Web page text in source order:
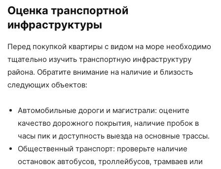
Оценка транспортной
инфраструктуры
Перед покупкой квартиры с видом на море необходимо
тщательно изучить транспортную инфраструктуру
района. Обратите внимание на наличие и близость
следующих объектов:
Автомобильные дороги и магистрали: оцените
качество дорожного покрытия, наличие пробок в
часы пик и доступность выезда на основные трассы.
Общественный транспорт: проверьте наличие
остановок автобусов, троллейбусов, трамваев или